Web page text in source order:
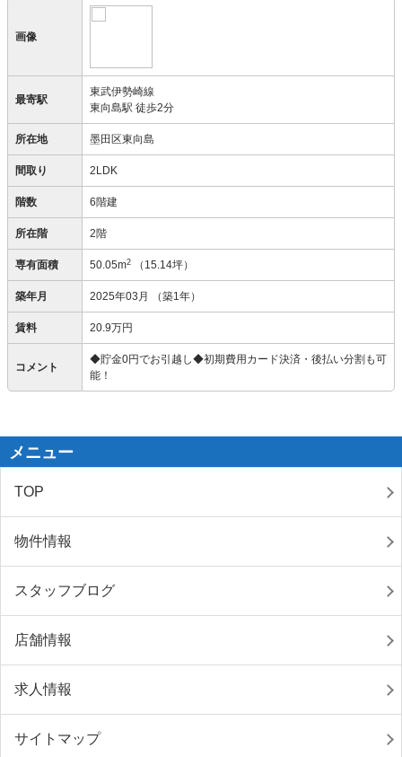
画像
最寄駅
東武伊勢崎線
東向島駅 徒歩2分
所在地 墨田区東向島
間取り 2LDK
階数 6階建
所在階 2階
専有面積 50.05m2 （15.14坪）
築年月 2025年03月 （築1年）
賃料 20.9万円
コメント
◆貯金0円でお引越し◆初期費用カード決済・後払い分割も可
能！
メニュー
TOP
物件情報
スタッフブログ
店舗情報
求人情報
サイトマップ